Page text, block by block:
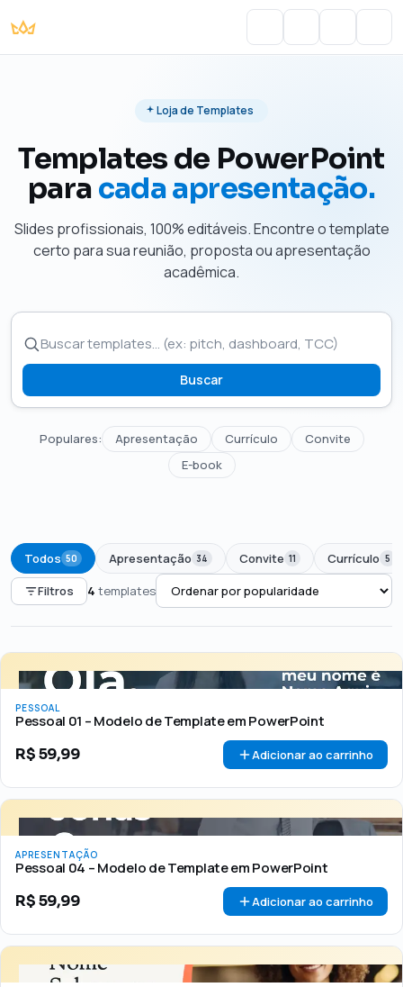
Loja de Templates
Templates de PowerPoint
para cada apresentação.
Slides profissionais, 100% editáveis. Encontre o template
certo para sua reunião, proposta ou apresentação
acadêmica.
Buscar
Populares: Apresentação Currículo
Convite
E-book
Todos 50 Apresentação 34 Convite 11 Currículo 5
Filtros 4 templates
PREÇO
Todos Até R$50 R$50 – R$100 Acima de R$100
OFERTA 🏷 Em promoção
PESSOAL
Pessoal 01 – Modelo de Template em PowerPoint
R$59,99 Adicionar ao carrinho
APRESENTAÇÃO
Pessoal 04 – Modelo de Template em PowerPoint
R$59,99 Adicionar ao carrinho